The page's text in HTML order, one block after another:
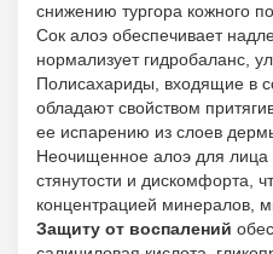
снижению тургора кожного
Сок алоэ обеспечивает
нормализует гидробаланс,
Полисахариды, входящие в
обладают свойством
ее испарению из слоев
Неочищенное алоэ для
стянутости и дискомфорта,
концентрацией минералов,
Защиту от воспалений